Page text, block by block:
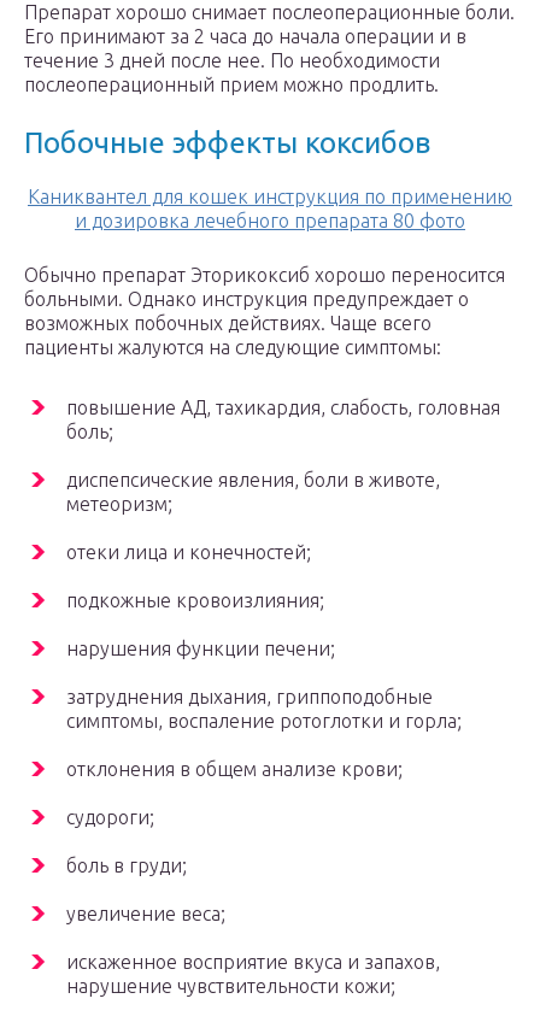
Препарат хорошо снимает послеоперационные боли.
Его принимают за 2 часа до начала операции и в
течение 3 дней после нее. По необходимости
послеоперационный прием можно продлить.
Побочные эффекты коксибов
Каниквантел для кошек инструкция по применению
и дозировка лечебного препарата 80 фото
Обычно препарат Эторикоксиб хорошо переносится
больными. Однако инструкция предупреждает о
возможных побочных действиях. Чаще всего
пациенты жалуются на следующие симптомы:
повышение АД, тахикардия, слабость, головная
боль;
диспепсические явления, боли в животе,
метеоризм;
отеки лица и конечностей;
подкожные кровоизлияния;
нарушения функции печени;
затруднения дыхания, гриппоподобные
симптомы, воспаление ротоглотки и горла;
отклонения в общем анализе крови;
судороги;
боль в груди;
увеличение веса;
искаженное восприятие вкуса и запахов,
нарушение чувствительности кожи;